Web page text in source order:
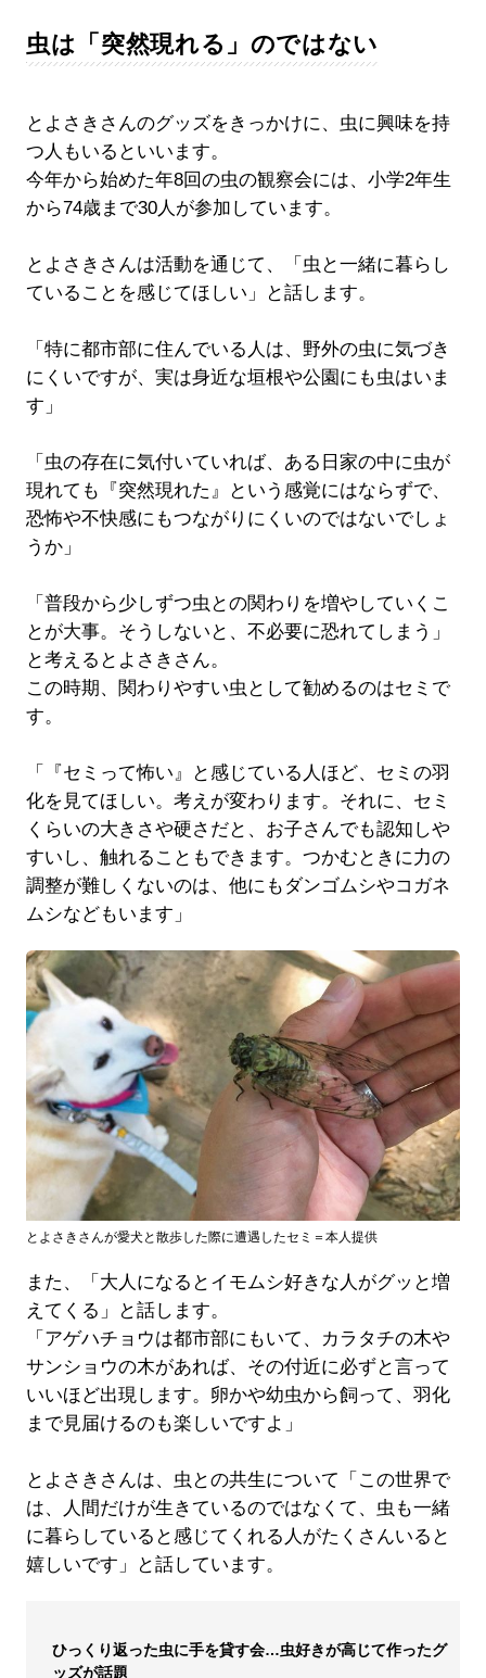
虫は「突然現れる」のではない
とよさきさんのグッズをきっかけに、虫に興味を持
つ人もいるといいます。
今年から始めた年8回の虫の観察会には、小学2年生
から74歳まで30人が参加しています。
とよさきさんは活動を通じて、「虫と一緒に暮らし
ていることを感じてほしい」と話します。
「特に都市部に住んでいる人は、野外の虫に気づき
にくいですが、実は身近な垣根や公園にも虫はいま
す」
「虫の存在に気付いていれば、ある日家の中に虫が
現れても『突然現れた』という感覚にはならずで、
恐怖や不快感にもつながりにくいのではないでしょ
うか」
「普段から少しずつ虫との関わりを増やしていくこ
とが大事。そうしないと、不必要に恐れてしまう」
と考えるとよさきさん。
この時期、関わりやすい虫として勧めるのはセミで
す。
「『セミって怖い』と感じている人ほど、セミの羽
化を見てほしい。考えが変わります。それに、セミ
くらいの大きさや硬さだと、お子さんでも認知しや
すいし、触れることもできます。つかむときに力の
調整が難しくないのは、他にもダンゴムシやコガネ
ムシなどもいます」
とよさきさんが愛犬と散歩した際に遭遇したセミ＝本人提供
また、「大人になるとイモムシ好きな人がグッと増
えてくる」と話します。
「アゲハチョウは都市部にもいて、カラタチの木や
サンショウの木があれば、その付近に必ずと言って
いいほど出現します。卵かや幼虫から飼って、羽化
まで見届けるのも楽しいですよ」
とよさきさんは、虫との共生について「この世界で
は、人間だけが生きているのではなくて、虫も一緒
に暮らしていると感じてくれる人がたくさんいると
嬉しいです」と話しています。
ひっくり返った虫に手を貸す会…虫好きが高じて作ったグ
ッズが話題